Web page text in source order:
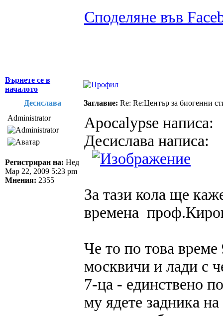
Споделяне във
Върнете се в
началото
Десислава
Заглавие: Re: Re:Център за биогенни
Administrator
Регистриран на: Нед
Мар 22, 2009 5:23 pm
Мнения: 2355
Apocalypse написа:
Десислава написа:
За тази кола ще
времена
Че то по това
москвичи и лади с
7-ца - единствено
му ядете задника